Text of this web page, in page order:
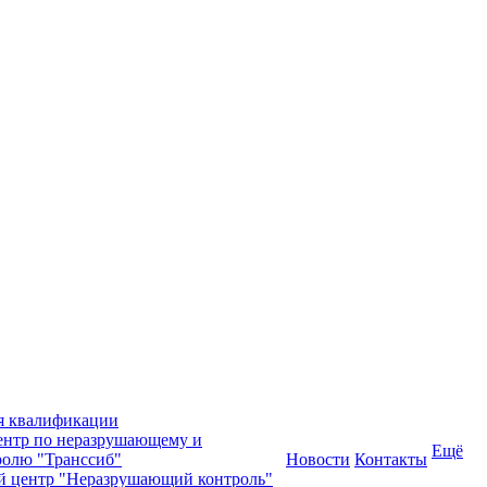
квалификации
по неразрушающему и
"Транссиб"
центр "Неразрушающий контроль"
Новости Контакты Ещё